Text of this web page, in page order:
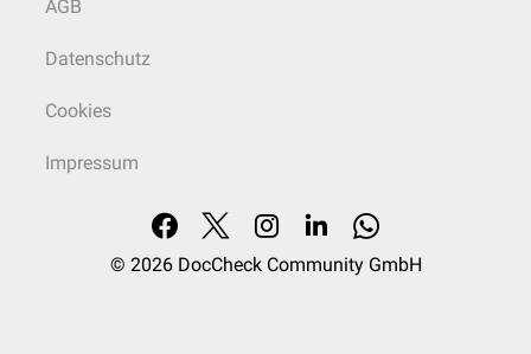
AGB
Datenschutz
Cookies
Impressum
© 2026 DocCheck Community GmbH